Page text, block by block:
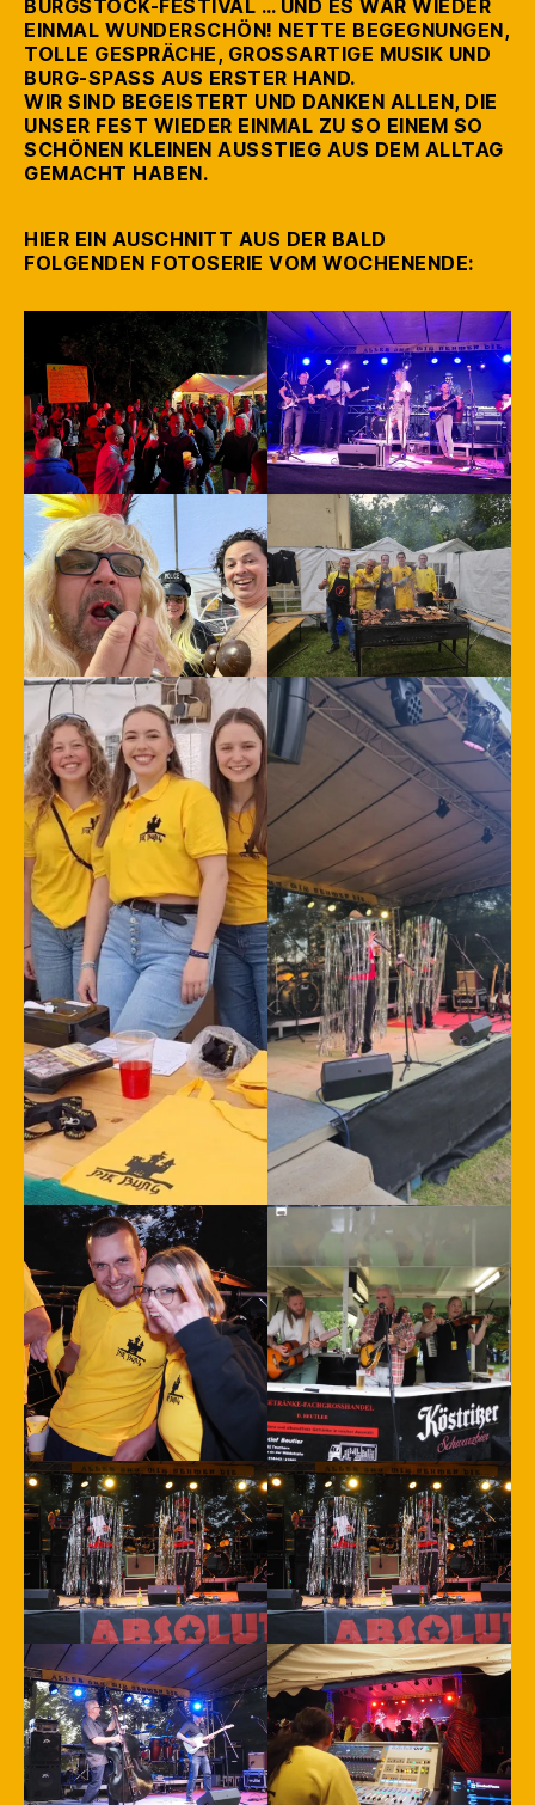
BURGSTOCK-FESTIVAL … UND ES WAR WIEDER
EINMAL WUNDERSCHÖN! NETTE BEGEGNUNGEN,
TOLLE GESPRÄCHE, GROSSARTIGE MUSIK UND B
URG-SPASS AUS ERSTER HAND.
WIR SIND BEGEISTERT UND DANKEN ALLEN, DIE
UNSER FEST WIEDER EINMAL ZU SO EINEM SO
SCHÖNEN KLEINEN AUSSTIEG AUS DEM ALLTAG
GEMACHT HABEN.
HIER EIN AUSCHNITT AUS DER BALD
FOLGENDEN FOTOSERIE VOM WOCHENENDE: